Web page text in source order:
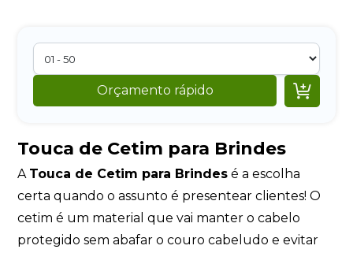
Orçamento rápido 
Touca de Cetim para Brindes
A Touca de Cetim para Brindes é a escolha
certa quando o assunto é presentear clientes! O
cetim é um material que vai manter o cabelo
protegido sem abafar o couro cabeludo e evitar